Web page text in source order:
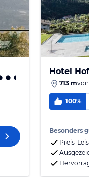
Hotel
713 mvon
100%
Besonders
Preis-